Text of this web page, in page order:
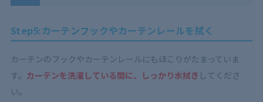
Step5:カーテンフックやカーテンレールを拭く
カーテンのフックやカーテンレールにもほこりがたまっていま
す。 カーテンを洗濯している間に、しっかり水拭き してくださ
い。